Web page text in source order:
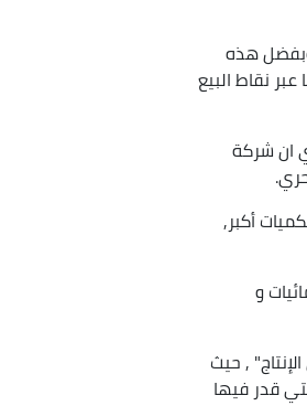
هذه
نقاط البيع
ان شركة
أكبر,
و
, حيث
التي قدر فيها